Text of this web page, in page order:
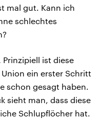
mal gut. Kann ich
schlechtes
Prinzipiell ist diese
ein erster Schritt
schon gesagt haben.
sieht man, dass diese
Schlupflöcher hat.